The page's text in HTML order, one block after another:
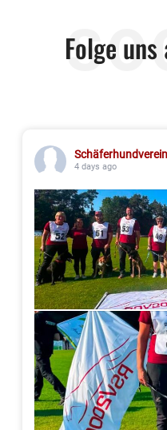
Folge
4 days ago